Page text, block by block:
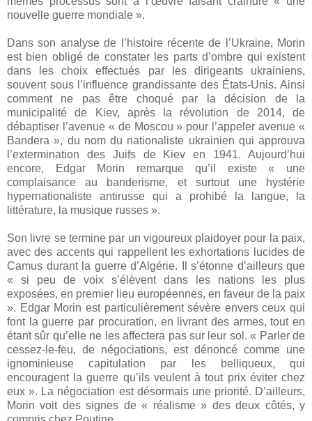
nouvelle guerre mondiale ».
Dans son analyse de l’histoire récente de l’Ukraine, Morin
est bien obligé de constater les parts d’ombre qui existent
dans les choix effectués par les dirigeants ukrainiens,
souvent sous l’influence grandissante des États-Unis. Ainsi
comment ne pas être choqué par la décision de la
municipalité de Kiev, après la révolution de 2014, de
débaptiser l’avenue « de Moscou » pour l’appeler avenue «
Bandera », du nom du nationaliste ukrainien qui approuva
l’extermination des Juifs de Kiev en 1941. Aujourd’hui
encore, Edgar Morin remarque qu’il existe « une
complaisance au banderisme, et surtout une hystérie
hypernationaliste antirusse qui a prohibé la langue, la
littérature, la musique russes ».
Son livre se termine par un vigoureux plaidoyer pour la paix,
avec des accents qui rappellent les exhortations lucides de
Camus durant la guerre d’Algérie. Il s’étonne d’ailleurs que
« si peu de voix s’élèvent dans les nations les plus
exposées, en premier lieu européennes, en faveur de la paix
». Edgar Morin est particulièrement sévère envers ceux qui
font la guerre par procuration, en livrant des armes, tout en
étant sûr qu’elle ne les affectera pas sur leur sol. « Parler de
cessez-le-feu, de négociations, est dénoncé comme une
ignominieuse capitulation par les belliqueux, qui
encouragent la guerre qu’ils veulent à tout prix éviter chez
eux ». La négociation est désormais une priorité. D’ailleurs,
Morin voit des signes de « réalisme » des deux côtés, y